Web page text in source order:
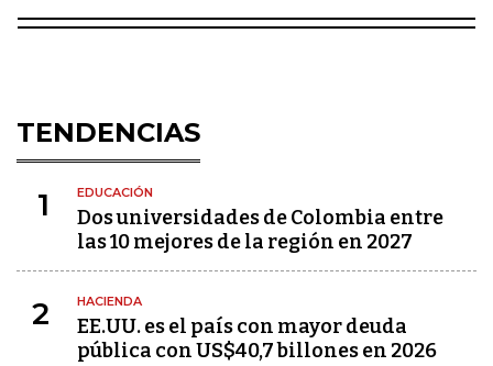
TENDENCIAS
1 EDUCACIÓN
Dos universidades de Colombia entre
las 10 mejores de la región en 2027
2 HACIENDA
EE.UU. es el país con mayor deuda
pública con US$40,7 billones en 2026